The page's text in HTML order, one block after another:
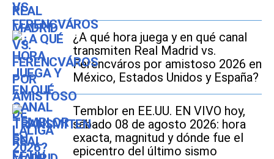
¿A qué hora juega y en qué canal
transmiten Real Madrid vs.
Ferencváros por amistoso 2026 en
México, Estados Unidos y España?
Temblor en EE.UU. EN VIVO hoy,
sábado 08 de agosto 2026: hora
exacta, magnitud y dónde fue el
epicentro del último sismo